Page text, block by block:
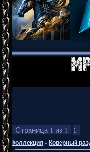
Страница 1 из 1 1
Коллекция»Коверный